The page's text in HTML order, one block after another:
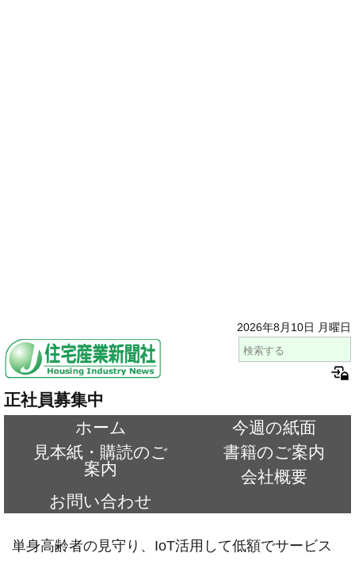
2026年8月10日 月曜日
正社員募集中
ホーム
今週の紙面
見本紙・購読のご
案内
書籍のご案内
会社概要
お問い合わせ
単身高齢者の見守り、IoT活用して低額でサービス